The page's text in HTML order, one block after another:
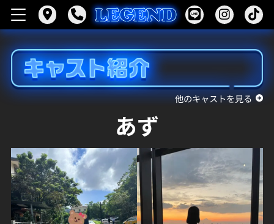
他のキャストを見る
あず